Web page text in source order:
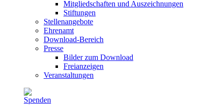
Mitgliedschaften und Auszeichnungen
Stiftungen
Stellenangebote
Ehrenamt
Download-Bereich
Presse
Bilder zum Download
Freianzeigen
Veranstaltungen